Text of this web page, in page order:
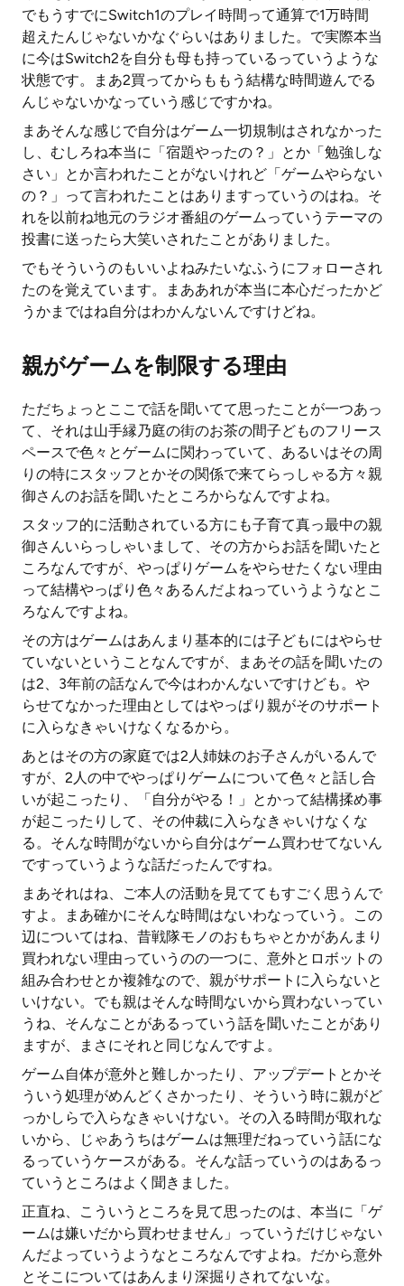
でもうすでにSwitch1のプレイ時間って通算で1万時間
超えたんじゃないかなぐらいはありました。で実際本当
に今はSwitch2を自分も母も持っているっていうような
状態です。まあ2買ってからももう結構な時間遊んでる
んじゃないかなっていう感じですかね。
まあそんな感じで自分はゲーム一切規制はされなかった
し、むしろね本当に「宿題やったの？」とか「勉強しな
さい」とか言われたことがないけれど「ゲームやらない
の？」って言われたことはありますっていうのはね。そ
れを以前ね地元のラジオ番組のゲームっていうテーマの
投書に送ったら大笑いされたことがありました。
でもそういうのもいいよねみたいなふうにフォローされ
たのを覚えています。まああれが本当に本心だったかど
うかまではね自分はわかんないんですけどね。
親がゲームを制限する理由
ただちょっとここで話を聞いてて思ったことが一つあっ
て、それは山手縁乃庭の街のお茶の間子どものフリース
ペースで色々とゲームに関わっていて、あるいはその周
りの特にスタッフとかその関係で来てらっしゃる方々親
御さんのお話を聞いたところからなんですよね。
スタッフ的に活動されている方にも子育て真っ最中の親
御さんいらっしゃいまして、その方からお話を聞いたと
ころなんですが、やっぱりゲームをやらせたくない理由
って結構やっぱり色々あるんだよねっていうようなとこ
ろなんですよね。
その方はゲームはあんまり基本的には子どもにはやらせ
ていないということなんですが、まあその話を聞いたの
は2、3年前の話なんで今はわかんないですけども。や
らせてなかった理由としてはやっぱり親がそのサポート
に入らなきゃいけなくなるから。
あとはその方の家庭では2人姉妹のお子さんがいるんで
すが、2人の中でやっぱりゲームについて色々と話し合
いが起こったり、「自分がやる！」とかって結構揉め事
が起こったりして、その仲裁に入らなきゃいけなくな
る。そんな時間がないから自分はゲーム買わせてないん
ですっていうような話だったんですね。
まあそれはね、ご本人の活動を見ててもすごく思うんで
すよ。まあ確かにそんな時間はないわなっていう。この
辺についてはね、昔戦隊モノのおもちゃとかがあんまり
買われない理由っていうのの一つに、意外とロボットの
組み合わせとか複雑なので、親がサポートに入らないと
いけない。でも親はそんな時間ないから買わないってい
うね、そんなことがあるっていう話を聞いたことがあり
ますが、まさにそれと同じなんですよ。
ゲーム自体が意外と難しかったり、アップデートとかそ
ういう処理がめんどくさかったり、そういう時に親がど
っかしらで入らなきゃいけない。その入る時間が取れな
いから、じゃあうちはゲームは無理だねっていう話にな
るっていうケースがある。そんな話っていうのはあるっ
ていうところはよく聞きました。
正直ね、こういうところを見て思ったのは、本当に「ゲ
ームは嫌いだから買わせません」っていうだけじゃない
んだよっていうようなところなんですよね。だから意外
とそこについてはあんまり深掘りされてないな。